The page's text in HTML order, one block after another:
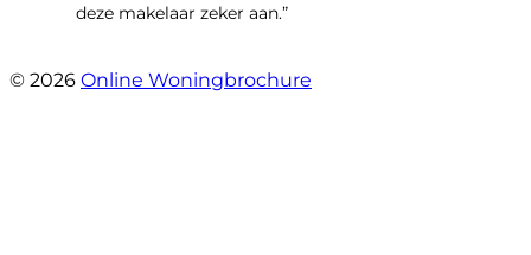
deze makelaar zeker aan.”
© 2026 Online Woningbrochure